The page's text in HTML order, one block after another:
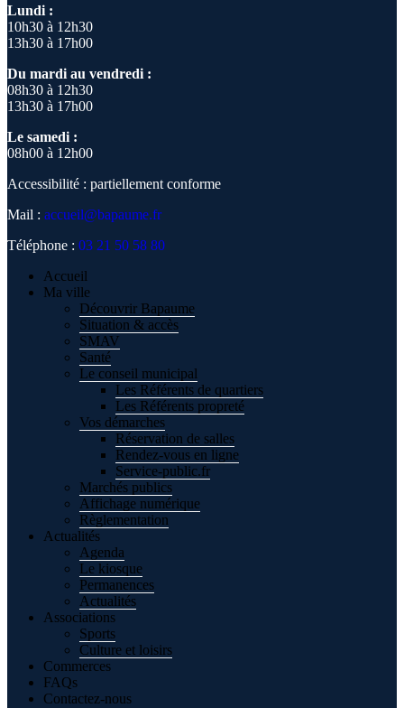
Lundi :
10h30 à 12h30
13h30 à 17h00
Du mardi au vendredi :
08h30 à 12h30
13h30 à 17h00
Le samedi :
08h00 à 12h00
Accessibilité : partiellement conforme
Mail : accueil@bapaume.fr
Téléphone : 03 21 50 58 80
Accueil
Ma ville
Découvrir Bapaume
Situation & accès
SMAV
Santé
Le conseil municipal
Les Référents de quartiers
Les Référents propreté
Vos démarches
Réservation de salles
Rendez-vous en ligne
Service-public.fr
Marchés publics
Affichage numérique
Règlementation
Actualités
Agenda
Le kiosque
Permanences
Actualités
Associations
Sports
Culture et loisirs
Commerces
FAQs
Contactez-nous